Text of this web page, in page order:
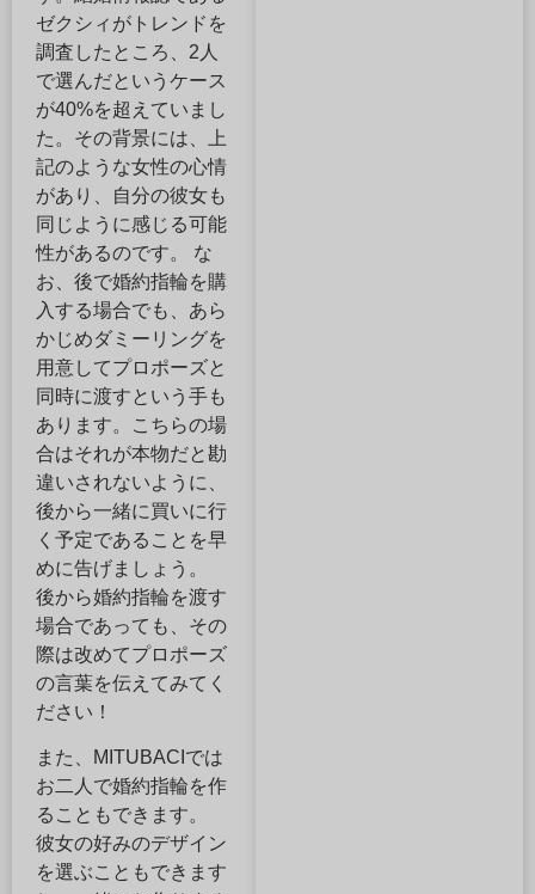
ゼクシィがトレンドを
調査したところ、2人
で選んだというケース
が40%を超えていまし
た。その背景には、上
記のような女性の心情
があり、自分の彼女も
同じように感じる可能
性があるのです。 な
お、後で婚約指輪を購
入する場合でも、あら
かじめダミーリングを
用意してプロポーズと
同時に渡すという手も
あります。こちらの場
合はそれが本物だと勘
違いされないように、
後から一緒に買いに行
く予定であることを早
めに告げましょう。
後から婚約指輪を渡す
場合であっても、その
際は改めてプロポーズ
の言葉を伝えてみてく
ださい！
また、MITUBACIでは
お二人で婚約指輪を作
ることもできます。
彼女の好みのデザイン
を選ぶこともできます